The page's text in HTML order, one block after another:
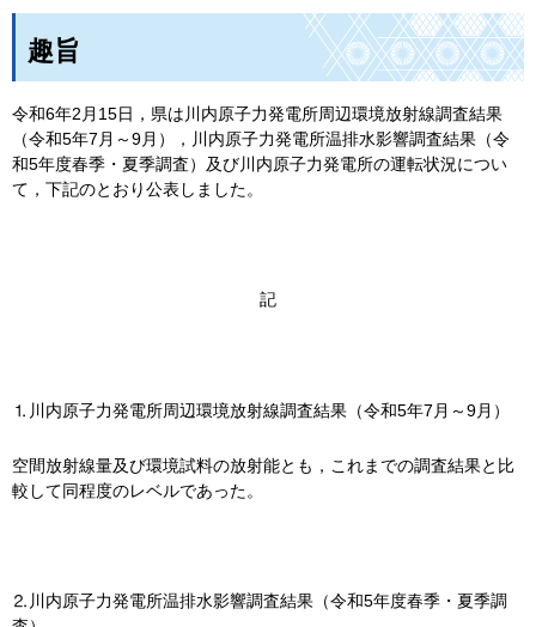
趣旨
令和6年2月15日，県は川内原子力発電所周辺環境放射線調査結果
（令和5年7月～9月），川内原子力発電所温排水影響調査結果（令
和5年度春季・夏季調査）及び川内原子力発電所の運転状況につい
て，下記のとおり公表しました。
記
⒈川内原子力発電所周辺環境放射線調査結果（令和5年7月～9月）
空間放射線量及び環境試料の放射能とも，これまでの調査結果と比
較して同程度のレベルであった。
⒉川内原子力発電所温排水影響調査結果（令和5年度春季・夏季調